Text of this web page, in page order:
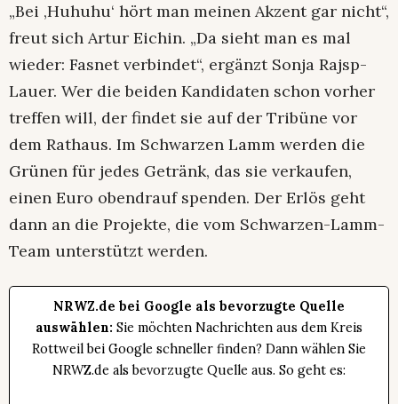
„Bei ‚Huhuhu‘ hört man meinen Akzent gar nicht“,
freut sich Artur Eichin. „Da sieht man es mal
wieder: Fasnet verbindet“, ergänzt Sonja Rajsp-
Lauer. Wer die beiden Kandidaten schon vorher
treffen will, der findet sie auf der Tribüne vor
dem Rathaus. Im Schwarzen Lamm werden die
Grünen für jedes Getränk, das sie verkaufen,
einen Euro obendrauf spenden. Der Erlös geht
dann an die Projekte, die vom Schwarzen-Lamm-
Team unterstützt werden.
NRWZ.de bei Google als bevorzugte Quelle
auswählen: Sie möchten Nachrichten aus dem Kreis
Rottweil bei Google schneller finden? Dann wählen Sie
NRWZ.de als bevorzugte Quelle aus. So geht es: